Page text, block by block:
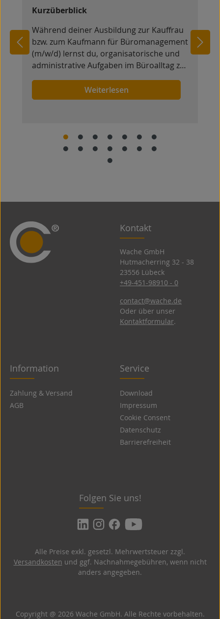
Kurzüberblick
Während deiner Ausbildung zur Kauffrau
bzw. zum Kaufmann für Büromanagement
(m/w/d) lernst du, organisatorische und
administrative Aufgaben im Büroalltag zu
verschiedene Bereiche des
Unternehmens und erhältst Einblicke in
Weiterlesen
Kontakt
Wache GmbH
Hutmacherring 32 ­- 38
23556 Lübeck
+49-451-98910 - 0
contact@wache.de
Oder über unser
Kontaktformular.
Information
Zahlung & Versand
AGB
Service
Download
Impressum
Cookie Consent
Datenschutz
Barrierefreiheit
Folgen Sie uns!
Copyright @ 2026 Wache GmbH. Alle Rechte vorbehalten.
Alle Preise exkl. gesetzl. Mehrwertsteuer zzgl.
Versandkosten und ggf. Nachnahmegebühren, wenn nicht
anders angegeben.